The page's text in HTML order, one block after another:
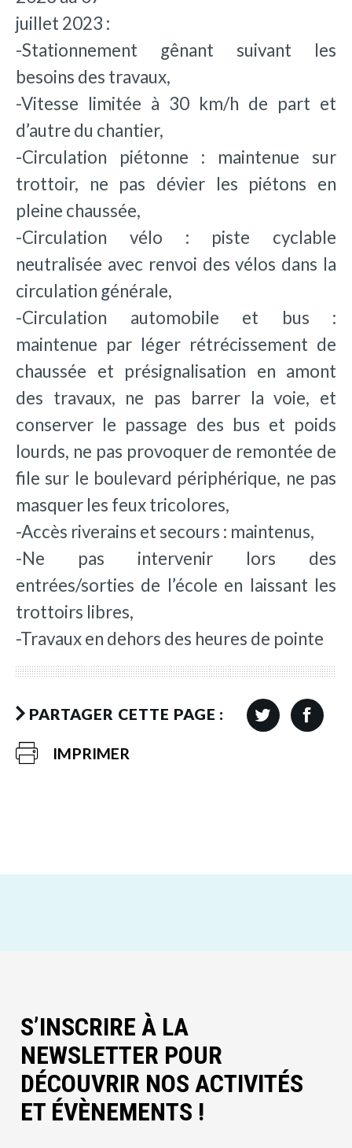
juillet 2023 :
-Stationnement gênant suivant les
besoins des travaux,
-Vitesse limitée à 30 km/h de part et
d’autre du chantier,
-Circulation piétonne : maintenue sur
trottoir, ne pas dévier les piétons en
pleine chaussée,
-Circulation vélo : piste cyclable
neutralisée avec renvoi des vélos dans la
circulation générale,
-Circulation automobile et bus :
maintenue par léger rétrécissement de
chaussée et présignalisation en amont
des travaux, ne pas barrer la voie, et
conserver le passage des bus et poids
lourds, ne pas provoquer de remontée de
file sur le boulevard périphérique, ne pas
masquer les feux tricolores,
-Accès riverains et secours : maintenus,
-Ne pas intervenir lors des
entrées/sorties de l’école en laissant les
trottoirs libres,
-Travaux en dehors des heures de pointe
PARTAGER CETTE PAGE :
IMPRIMER
S’INSCRIRE À LA
NEWSLETTER POUR
DÉCOUVRIR NOS ACTIVITÉS
ET ÉVÈNEMENTS !